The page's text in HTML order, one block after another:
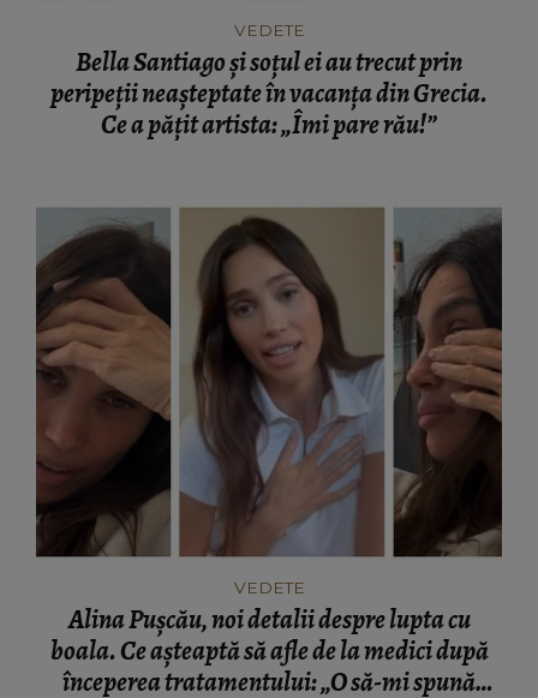
VEDETE
Bella Santiago și soțul ei au trecut prin
peripeții neașteptate în vacanța din Grecia.
Ce a pățit artista: „Îmi pare rău!”
VEDETE
Alina Pușcău, noi detalii despre lupta cu
boala. Ce așteaptă să afle de la medici după
începerea tratamentului: „O să-mi spună